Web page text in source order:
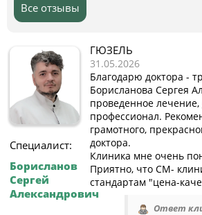
Все отзывы
Специалист:
Борисланов
Сергей
Александрович
ГЮЗЕЛЬ
31.05.2026
Благодарю доктора -
Борисланова Сергея
проведенное лечение,
профессионал.
грамотного,
доктора.
Клиника мне очень
Приятно, что СМ-
стандартам "цена-
Ответ